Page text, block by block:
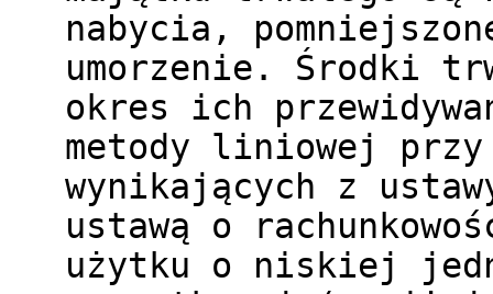
nabycia,
umorzenie. Środki
okres ich
metody liniowej przy
wynikających z
ustawą o
użytku o niskiej